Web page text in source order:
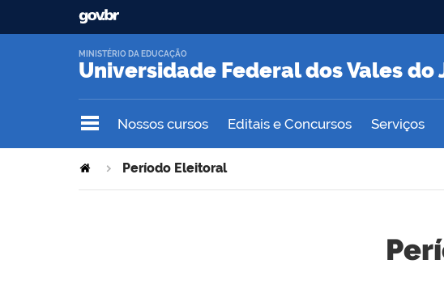
Universidade Federal dos Vales
MINISTÉRIO DA EDUCAÇÃO
Nossos cursos Editais e Concursos Serviços
Período Eleitoral